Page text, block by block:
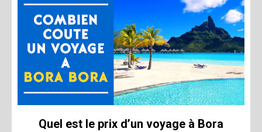
Quel est le prix d’un voyage à Bora